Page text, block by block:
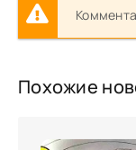
Похожие